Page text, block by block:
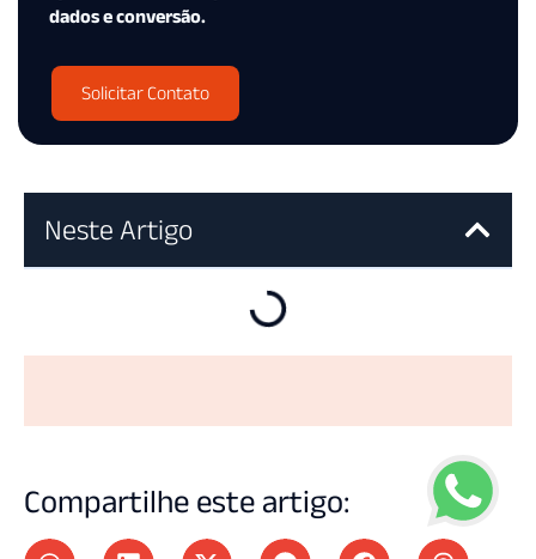
dados e conversão.
Solicitar Contato
Neste Artigo
Compartilhe este artigo: